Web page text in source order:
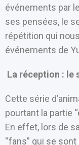
événements par
ses pensées, le
répétition qui
événements de
La réception : le
Cette série
pourtant la partie
En effet, lors de
“fans” qui se